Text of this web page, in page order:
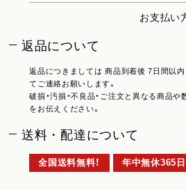
お支払い
返品について
返品につきましては 商品到着後 7日間以
てご連絡お願いします。
破損・汚損・不良品・ご注文と異なる商品
をお伝えください。
送料・配達について
全国送料無料！ 年中無休365